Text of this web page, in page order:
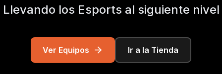
Llevando los Esports al siguiente nivel
Ver Equipos Ir a la Tienda